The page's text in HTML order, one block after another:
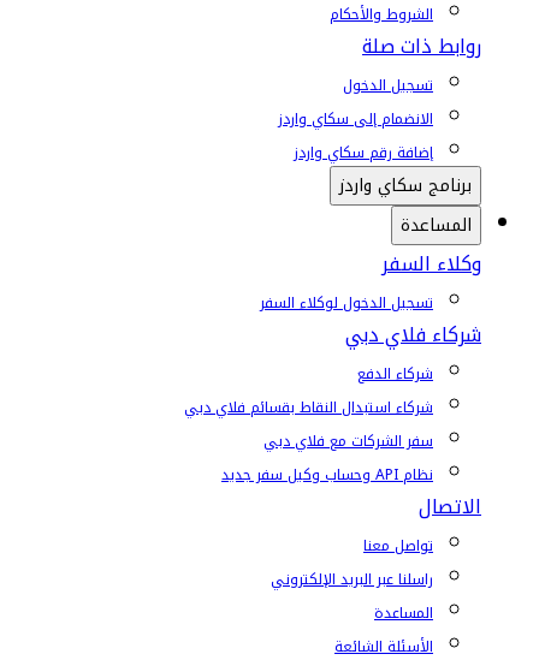
الشروط والأحكام
روابط ذات صلة
تسجيل الدخول
الانضمام إلى سكاي واردز
إضافة رقم سكاي واردز
برنامج سكاي واردز
المساعدة
وكلاء السفر
تسجيل الدخول لوكلاء السفر
شركاء فلاي دبي
شركاء الدفع
شركاء استبدال النقاط بقسائم فلاي دبي
سفر الشركات مع فلاي دبي
نظام API وحساب وكيل سفر جديد
الاتصال
تواصل معنا
راسلنا عبر البريد الإلكتروني
المساعدة
الأسئلة الشائعة